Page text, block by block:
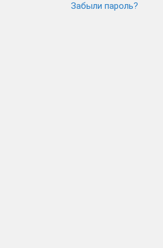
Забыли пароль?